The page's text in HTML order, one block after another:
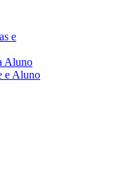
e
Aluno
e Aluno